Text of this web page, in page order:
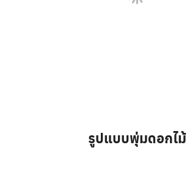
รูปแบบพุ่มดอกไม้